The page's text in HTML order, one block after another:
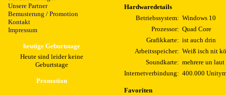
Unsere Partner
Bemusterung / Promotion
Kontakt
Impressum
heutige Geburtstage
Heute sind leider keine
Geburtstage
Promotion
Hardwaredetails
Betriebssystem: Windows 10
Prozessor: Quad Core
Grafikkarte: ist auch drin
Arbeitsspeicher: Weiß isch nit
Soundkarte: mehrere un
Internetverbindung: 400.000
Favoriten